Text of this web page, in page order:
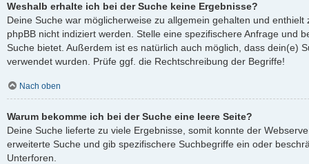
Weshalb erhalte ich bei der Suche keine Ergebnisse?
Deine Suche war möglicherweise zu allgemein gehalten und
phpBB nicht indiziert werden. Stelle eine spezifischere Anfrage und
Suche bietet. Außerdem ist es natürlich auch möglich, dass dein(e)
verwendet wurden. Prüfe ggf. die Rechtschreibung der Begriffe!
Nach oben
Warum bekomme ich bei der Suche eine leere Seite?
Deine Suche lieferte zu viele Ergebnisse, somit konnte der
erweiterte Suche und gib spezifischere Suchbegriffe ein oder
Unterforen.